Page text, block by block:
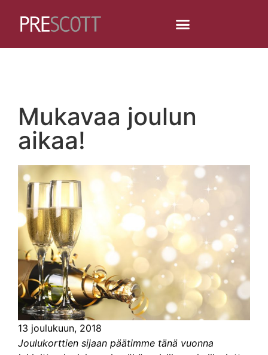
Mukavaa joulun
aikaa!
13 joulukuun, 2018
Joulukorttien sijaan päätimme tänä vuonna